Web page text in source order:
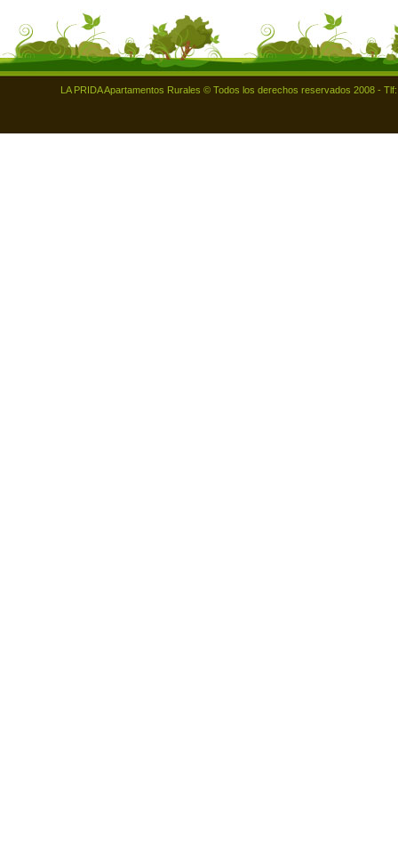
LA PRIDA Apartamentos Rurales © Todos los derechos reservados 2008 -